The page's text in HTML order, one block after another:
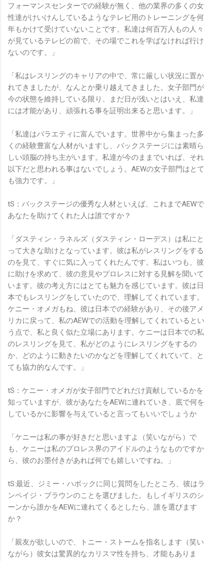
フォーマンスセンターでの経験が無く、他の業界の多くの女
性達がけいけんしているようなテレビ用のトレーニングを何
年もかけて受けていないことです。私達は何百万人もの人々
が見ているテレビの前で、その場でこれを学ばなければ行け
ないのです。」
「私はレスリングのキャリアの中で、常に厳しい状況に置か
れてきましたが、なんとか乗り越えてきました。女子部門が
今の状態を維持している限り、まだ日が浅いとはいえ、私達
には才能があり、頑張れる事を証明出来ると思います。」
「私達はバラエティに富んでいます。世界中から集まった多
くの経験豊富な人材がいますし、バックステージには素晴ら
しい頭脳の持ち主がいます。私達が今のままでいれば、それ
以下だと思われる事はないでしょう。AEWの女子部門はとて
も強力です。」
tS：バックステージの優秀な人材といえば、これまでAEWで
あなたを助けてくれた人は誰ですか？
「ダスティン・ラネルズ（ダスティン・ローデス）は私にと
って大きな助けとなっています。彼は私がレスリングをする
のを見て、すぐに気に入ってくれたんです。私はいつも、彼
に助けを求めて、彼の意見やプロレスに対する見解を聞いて
います。彼の考え方にはとても魅力を感じています。彼は日
本でもレスリングをしていたので、理解してくれています。
ケニー・オメガもね、彼は日本での経験があり、その後アメ
リカに戻って、私のAEWでの活動を理解してくれているとい
う点で、私と良く似た立場にあります。ケニーは日本での私
のレスリングを見て、私がどのようにレスリングをするの
か、どのように動きたいのかなどを理解してくれていて、と
ても協力的なんです。」
tS：ケニー・オメガが女子部門でどれだけ貢献しているかを
知っていますが、彼があなたをAEWに連れていき、底で何を
しているかに影響を与えていると言ってもいいでしょうか
「ケニーは私の事が好きだと思いますよ（笑いながら）で
も、ケニーは私のプロレス界のアイドルのようなものですか
ら、彼のお墨付きがあれば何でも嬉しいですね。」
tS:最近、ジミー・ハボックに同じ質問をしたところ、彼はラ
ンペイジ・ブラウンのことを選びました。もしイギリスのシ
ーンから誰かをAEWに連れてくるとしたら、誰を選びます
か？
「親友が欲しいので、トニー・ストームを指名します（笑い
ながら）彼女は驚異的なカリスマ性を持ち、才能もありま